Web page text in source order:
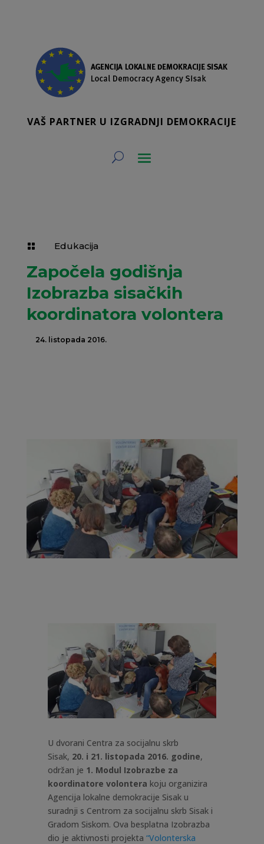
VAŠ PARTNER U IZGRADNJI DEMOKRACIJE
 Edukacija
Započela godišnja
Izobrazba sisačkih
koordinatora volontera
24. listopada 2016.
U dvorani Centra za socijalnu skrb
Sisak, 20. i 21. listopada 2016. godine,
održan je 1. Modul Izobrazbe za
koordinatore volontera koju organizira
Agencija lokalne demokracije Sisak u
suradnji s Centrom za socijalnu skrb Sisak i
Gradom Siskom. Ova besplatna Izobrazba
dio je aktivnosti projekta “Volonterska